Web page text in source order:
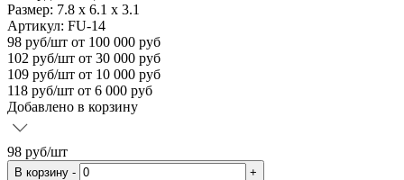
Размер: 7.8 x 6.1 x 3.1
Артикул: FU-14
98 руб/шт от 100 000 руб
102 руб/шт от 30 000 руб
109 руб/шт от 10 000 руб
118 руб/шт от 6 000 руб
Добавлено в корзину
98 руб/шт
В корзину - +